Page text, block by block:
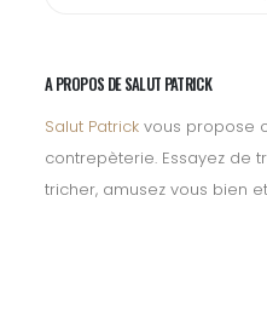
A PROPOS DE SALUT PATRICK
Salut Patrick vous propose
contrepèterie. Essayez de
tricher, amusez vous bien